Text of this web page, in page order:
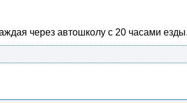
через автошколу с 20 часами